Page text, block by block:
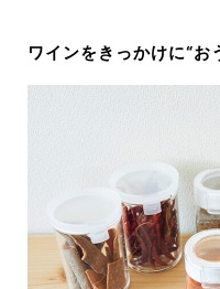
ワインをきっかけに“お